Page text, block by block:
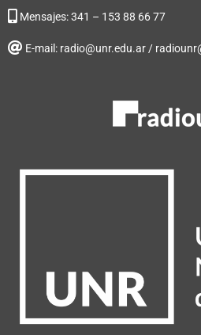
Mensajes: 341 – 153 88 66 77
E-mail: radio@unr.edu.ar /